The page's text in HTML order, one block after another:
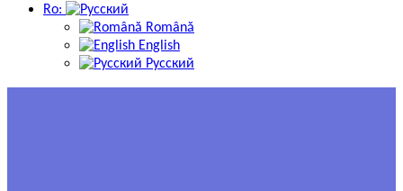
Ro:
Română
English
Русский